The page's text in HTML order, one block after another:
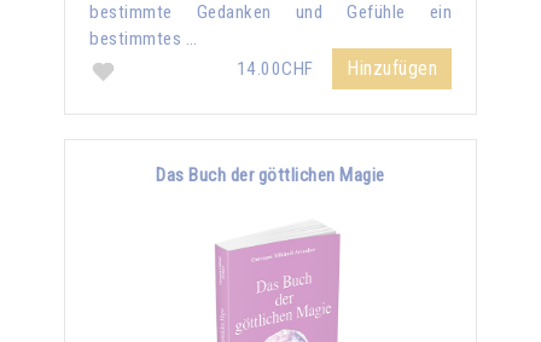
bestimmte Gedanken und Gefühle ein
bestimmtes …
14.00CHF
Hinzufügen
Das Buch der göttlichen Magie